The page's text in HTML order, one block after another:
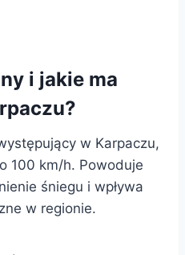
i jakie ma
w Karpaczu,
100 km/h. Powoduje
śniegu i wpływa
w regionie.